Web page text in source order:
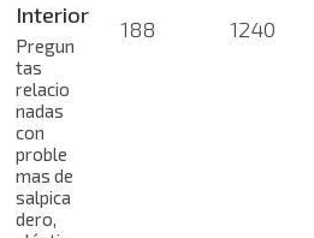
Interior
Pregun
tas
relacio
nadas
con
proble
mas de
salpica
dero,
188 1240